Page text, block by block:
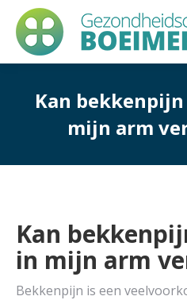
Kan
mijn arm
Kan
in mijn arm
Bekkenpijn is een